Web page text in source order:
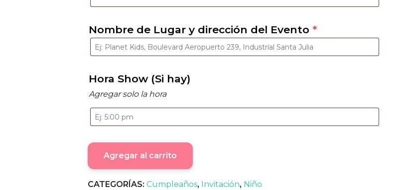
Nombre de Lugar y dirección del Evento *
Hora Show (Si hay)
Agregar solo la hora
Agregar al carrito
CATEGORÍAS: Cumpleaños, Invitación, Niño